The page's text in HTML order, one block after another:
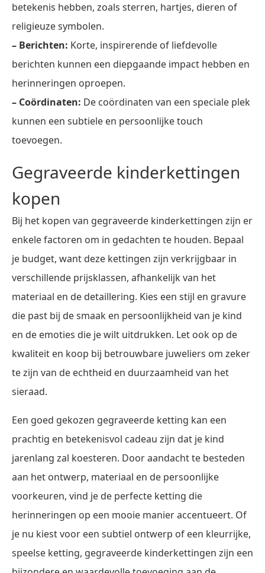
betekenis hebben, zoals sterren, hartjes, dieren of
religieuze symbolen.
– Berichten: Korte, inspirerende of liefdevolle
berichten kunnen een diepgaande impact hebben en
herinneringen oproepen.
– Coördinaten: De coördinaten van een speciale plek
kunnen een subtiele en persoonlijke touch
toevoegen.
Gegraveerde kinderkettingen
kopen
Bij het kopen van gegraveerde kinderkettingen zijn er
enkele factoren om in gedachten te houden. Bepaal
je budget, want deze kettingen zijn verkrijgbaar in
verschillende prijsklassen, afhankelijk van het
materiaal en de detaillering. Kies een stijl en gravure
die past bij de smaak en persoonlijkheid van je kind
en de emoties die je wilt uitdrukken. Let ook op de
kwaliteit en koop bij betrouwbare juweliers om zeker
te zijn van de echtheid en duurzaamheid van het
sieraad.
Een goed gekozen gegraveerde ketting kan een
prachtig en betekenisvol cadeau zijn dat je kind
jarenlang zal koesteren. Door aandacht te besteden
aan het ontwerp, materiaal en de persoonlijke
voorkeuren, vind je de perfecte ketting die
herinneringen op een mooie manier accentueert. Of
je nu kiest voor een subtiel ontwerp of een kleurrijke,
speelse ketting, gegraveerde kinderkettingen zijn een